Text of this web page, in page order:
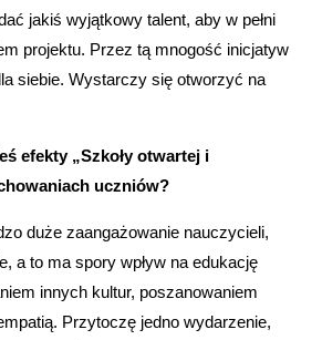
jakiś wyjątkowy talent, aby w pełni
projektu. Przez tą mnogość inicjatyw
siebie. Wystarczy się otworzyć na
efekty „Szkoły otwartej i
uczniów?
duże zaangażowanie nauczycieli,
a to ma spory wpływ na edukację
innych kultur, poszanowaniem
Przytoczę jedno wydarzenie,